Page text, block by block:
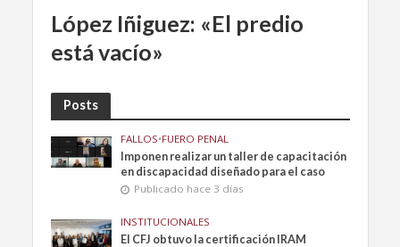
López Iñiguez: «El predio
está vacío»
Posts
FALLOS•FUERO PENAL
Imponen realizar un taller de capacitación
en discapacidad diseñado para el caso
Publicado hace 3 días
INSTITUCIONALES
El CFJ obtuvo la certificación IRAM